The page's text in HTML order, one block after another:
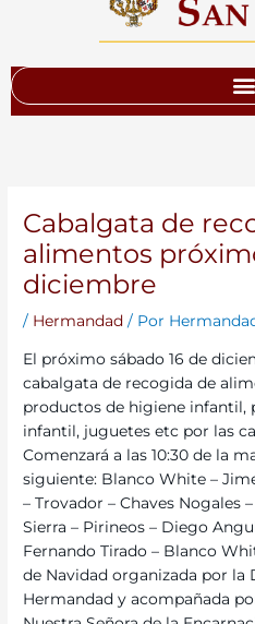
Cabalgata de
alimentos
diciembre
/ Hermandad / Por
El próximo sábado 16 de
cabalgata de recogida de
productos de higiene infantil,
infantil, juguetes etc por las
Comenzará a las 10:30 de la
siguiente: Blanco White –
– Trovador – Chaves Nogales
Sierra – Pirineos – Diego
Fernando Tirado – Blanco
de Navidad organizada por la
Hermandad y acompañada